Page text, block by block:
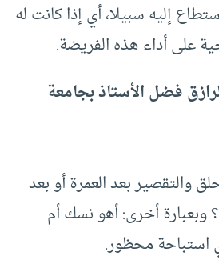
إليه سبيلا، أي إذا كانت له
على أداء هذه الفريضة.
فضل الأستاذ بجامعة
والتقصير بعد العمرة أو بعد
وبعبارة أخرى: أهو نسك أم
محظور.